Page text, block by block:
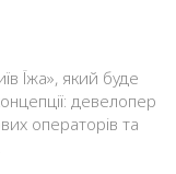
Їжа», який буде
девелопер
операторів та